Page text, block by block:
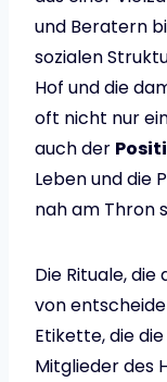
und Beratern
sozialen
Hof und die
oft nicht nur
auch der
Leben und die
nah am Thron
Die Rituale,
von
Etikette, die
Mitglieder des